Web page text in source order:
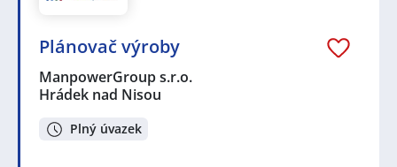
Plánovač výroby
ManpowerGroup s.r.o.
Hrádek nad Nisou
Plný úvazek